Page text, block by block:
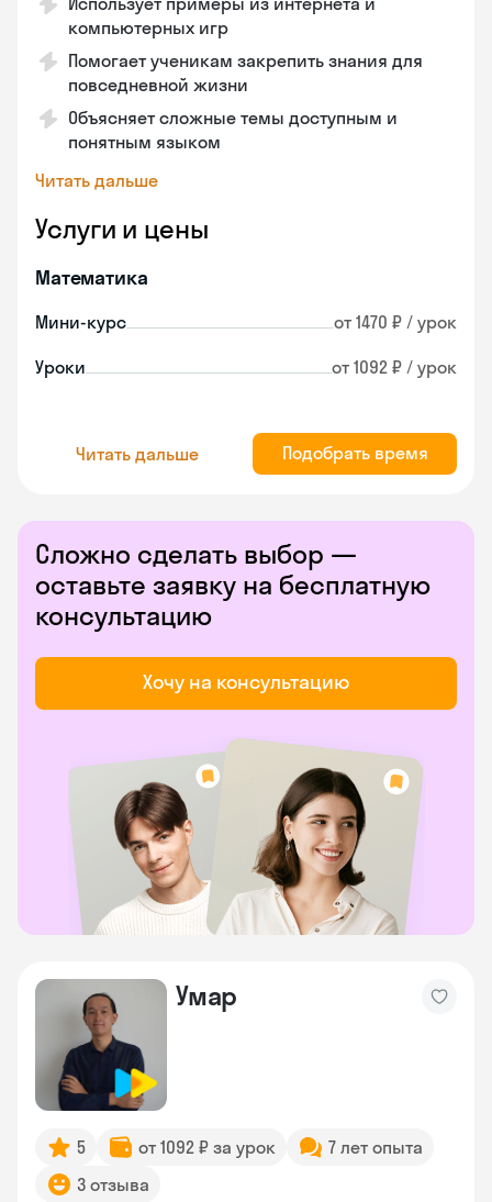
компьютерных игр
Помогает ученикам закрепить знания для
повседневной жизни
Объясняет сложные темы доступным и
понятным языком
Читать дальше
Услуги и цены
Математика
Мини-курс от 1470 ₽ / урок
Уроки от 1092 ₽ / урок
Читать дальше Подобрать время
Сложно сделать выбор —
оставьте заявку на бесплатную
консультацию
Хочу на консультацию
Умар
5 от 1092 ₽ за урок
7 лет опыта
3 отзыва